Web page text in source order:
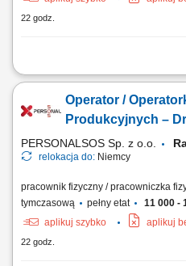
22 godz.
Opis stanowiska Obsługa maszyn
bieżących zleceń. Kontrola jakości
obowiązującymi standardami.
Operator /
Produkcyjnych –
PERSONALSOS Sp. z o.o.
relokacja do: Niemcy
pracownik fizyczny / pracowniczka
tymczasową
pełny etat 11 000 -
aplikuj szybko
aplikuj
22 godz.